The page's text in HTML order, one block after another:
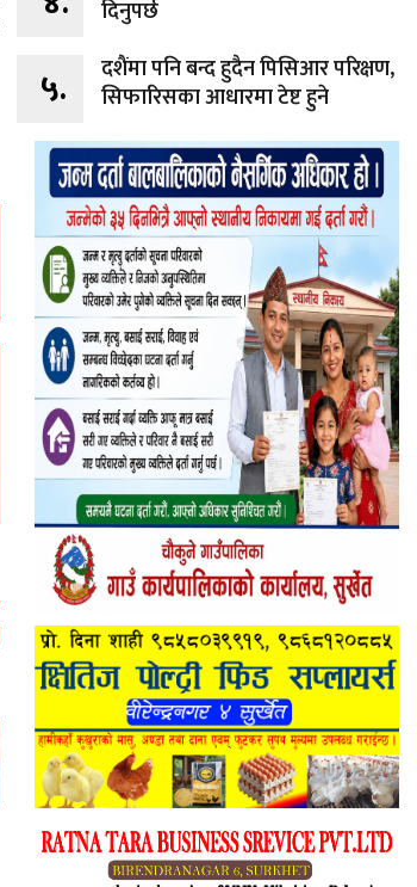
दिनुपर्छ
५.
दशैंमा पनि बन्द हुदैन पिसिआर परिक्षण,
सिफारिसका आधारमा टेष्ट हुने